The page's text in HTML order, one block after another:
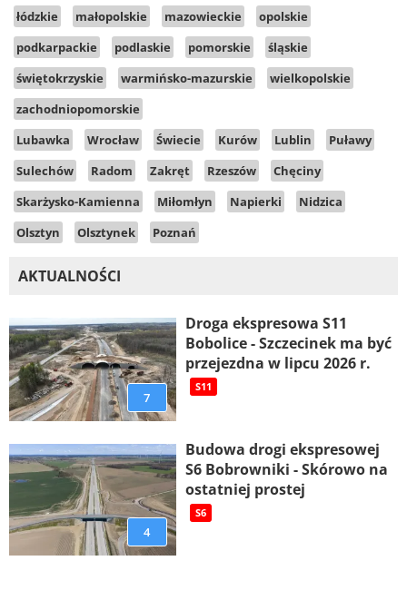
łódzkie małopolskie mazowieckie
opolskie
podkarpackie
podlaskie pomorskie
śląskie
świętokrzyskie
warmińsko-mazurskie
wielkopolskie
zachodniopomorskie
Lubawka
Wrocław Świecie Kurów Lublin
Puławy
Sulechów
Radom Zakręt Rzeszów
Chęciny
Skarżysko-Kamienna
Miłomłyn Napierki
Nidzica
Olsztyn
Olsztynek Poznań
AKTUALNOŚCI
7
Droga ekspresowa S11
Bobolice - Szczecinek ma być
przejezdna w lipcu 2026 r.
S11
4
Budowa drogi ekspresowej
S6 Bobrowniki - Skórowo na
ostatniej prostej
S6